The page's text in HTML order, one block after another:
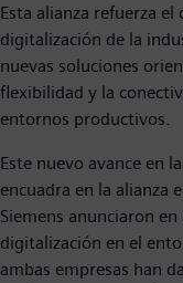
Esta alianza refuerza
digitalización de la
nuevas soluciones
flexibilidad y la
entornos productivos.
Este nuevo avance en
encuadra en la alianza
Siemens anunciaron
digitalización en el
ambas empresas han